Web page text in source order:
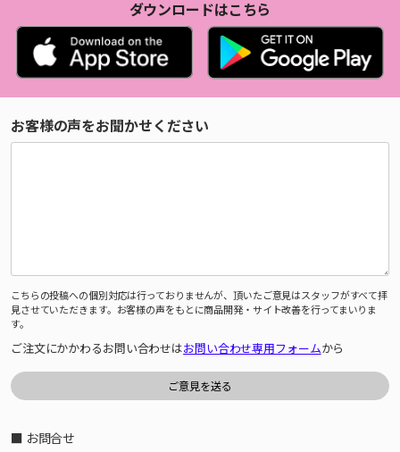
ダウンロードはこちら
お客様の声をお聞かせください
こちらの投稿への個別対応は行っておりませんが、頂いたご意見はスタッフがすべて拝
見させていただきます。お客様の声をもとに商品開発・サイト改善を行ってまいりま
す。
ご注文にかかわるお問い合わせはお問い合わせ専用フォームから
■ お問合せ